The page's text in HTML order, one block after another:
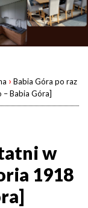
› Babia Góra po raz
Babia Góra]
w
1918